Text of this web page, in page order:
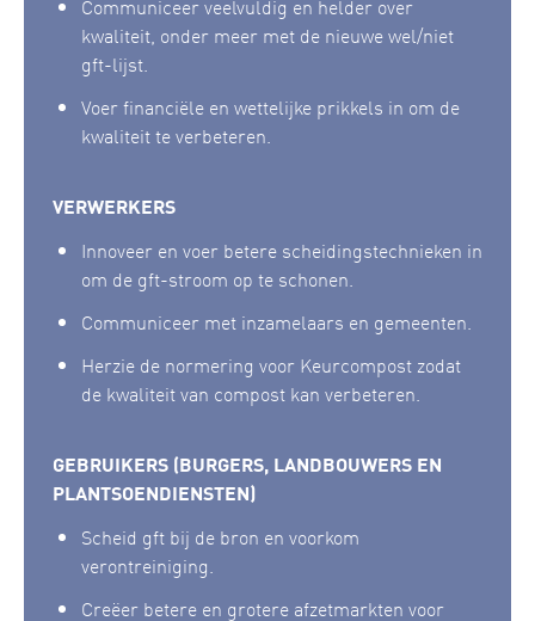
Communiceer veelvuldig en helder over
kwaliteit, onder meer met de nieuwe wel/niet
gft-lijst.
Voer financiële en wettelijke prikkels in om de
kwaliteit te verbeteren.
VERWERKERS
Innoveer en voer betere scheidingstechnieken in
om de gft-stroom op te schonen.
Communiceer met inzamelaars en gemeenten.
Herzie de normering voor Keurcompost zodat
de kwaliteit van compost kan verbeteren.
GEBRUIKERS (BURGERS, LANDBOUWERS EN
PLANTSOENDIENSTEN)
Scheid gft bij de bron en voorkom
verontreiniging.
Creëer betere en grotere afzetmarkten voor